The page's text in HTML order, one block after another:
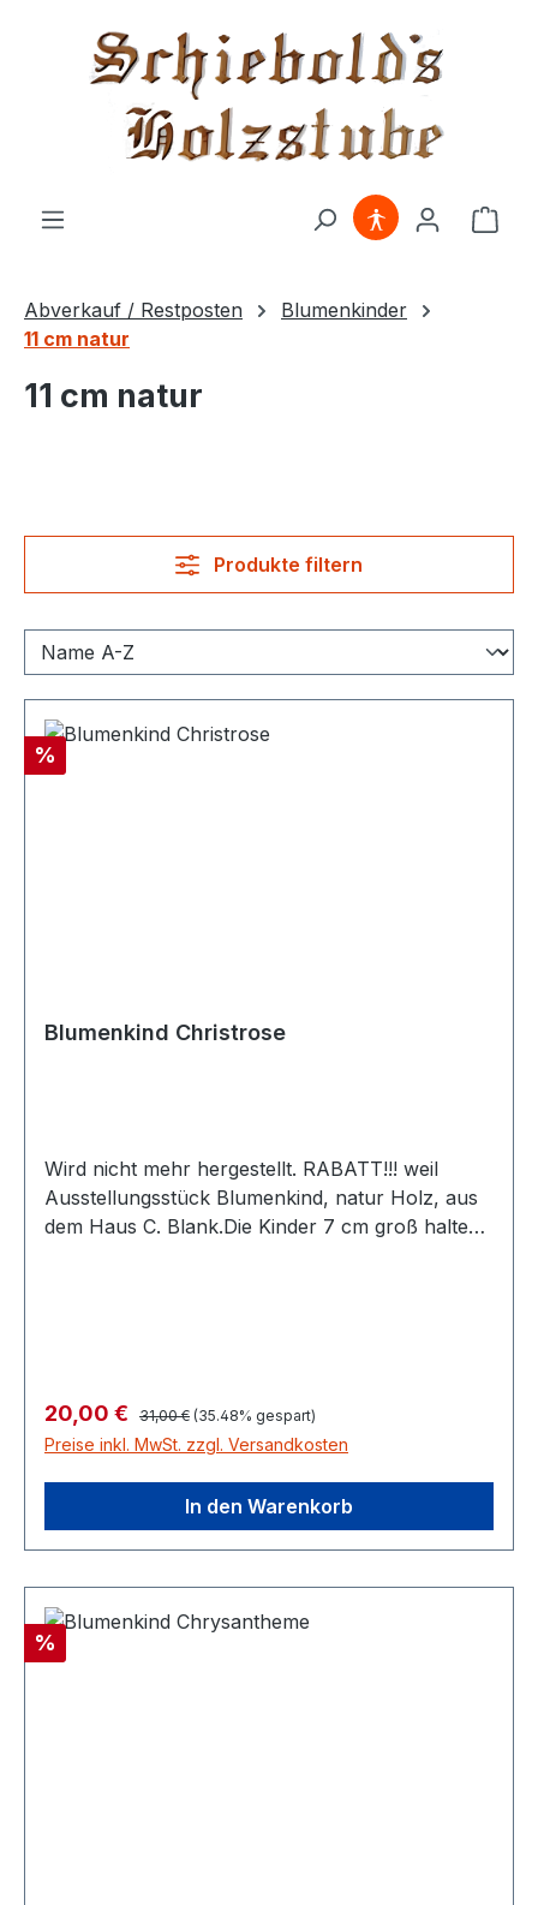
springen
Abverkauf / Restposten
Blumenkinder
11 cm natur
11 cm natur
Produkte filtern
Rabatt
%
Blumenkind Christrose
Wird nicht mehr hergestellt. RABATT!!! weil
Ausstellungsstück Blumenkind, natur Holz, aus
dem Haus C. Blank.Die Kinder 7 cm groß halten
Verkaufspreis:
20,00 € Regulärer Preis:
31,00 € (35.48% gespart)
Preise inkl. MwSt. zzgl. Versandkosten
In den Warenkorb
Rabatt
%